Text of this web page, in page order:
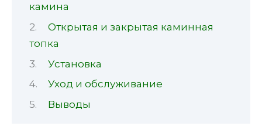
камина
Открытая и закрытая каминная
топка
Установка
Уход и обслуживание
Выводы